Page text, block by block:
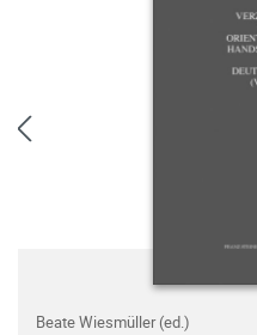
Beate Wiesmüller (ed.)